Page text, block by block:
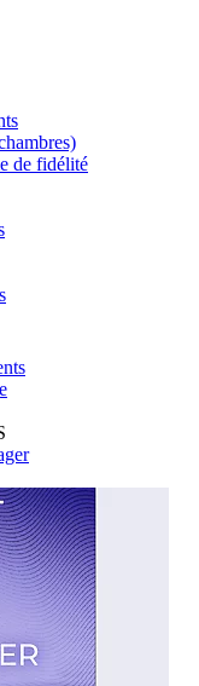
de fidélité